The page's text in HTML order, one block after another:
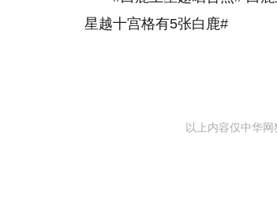
星越十宫格有5张白鹿#
以上内容仅中华